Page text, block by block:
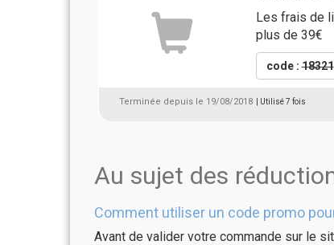
Les frais de
plus de 39€
code :18321
Terminée depuis le 19/08/2018 | Utilisé 7 fois
Au sujet des
Comment utiliser un code promo
Avant de valider votre commande sur le